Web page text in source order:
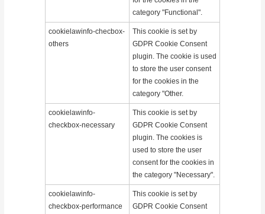
category "Functional".
cookielawinfo-checbox-
others
This cookie is set by
GDPR Cookie Consent
plugin. The cookie is used
to store the user consent
for the cookies in the
category "Other.
cookielawinfo-
checkbox-necessary
This cookie is set by
GDPR Cookie Consent
plugin. The cookies is
used to store the user
consent for the cookies in
the category "Necessary".
cookielawinfo-
checkbox-performance
This cookie is set by
GDPR Cookie Consent